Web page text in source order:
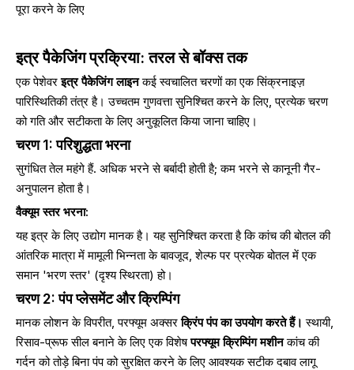
पूरा करने के लिए
इत्र पैकेजिंग प्रक्रिया: तरल से बॉक्स तक
एक पेशेवरइत्र पैकेजिंग लाइनकई स्वचालित चरणों का एक सिंक्रनाइज़
पारिस्थितिकी तंत्र है। उच्चतम गुणवत्ता सुनिश्चित करने के लिए, प्रत्येक चरण
को गति और सटीकता के लिए अनुकूलित किया जाना चाहिए।
चरण 1: परिशुद्धता भरना
सुगंधित तेल महंगे हैं. अधिक भरने से बर्बादी होती है; कम भरने से कानूनी गैर-
अनुपालन होता है।
वैक्यूम स्तर भरना:
यह इत्र के लिए उद्योग मानक है। यह सुनिश्चित करता है कि कांच की बोतल की
आंतरिक मात्रा में मामूली भिन्नता के बावजूद, शेल्फ पर प्रत्येक बोतल में एक
समान 'भरण स्तर' (दृश्य स्थिरता) हो।
चरण 2: पंप प्लेसमेंट और क्रिम्पिंग
मानक लोशन के विपरीत, परफ्यूम अक्सरक्रिंप पंप का उपयोग करते हैं।स्थायी,
रिसाव-प्रूफ सील बनाने के लिए एक विशेषपरफ्यूम क्रिम्पिंग मशीनकांच की
गर्दन को तोड़े बिना पंप को सुरक्षित करने के लिए आवश्यक सटीक दबाव लागू